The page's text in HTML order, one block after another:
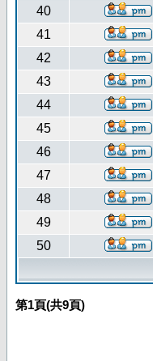
40
41
42
43
44
45
46
47
48
49
50
第1頁(共9頁)